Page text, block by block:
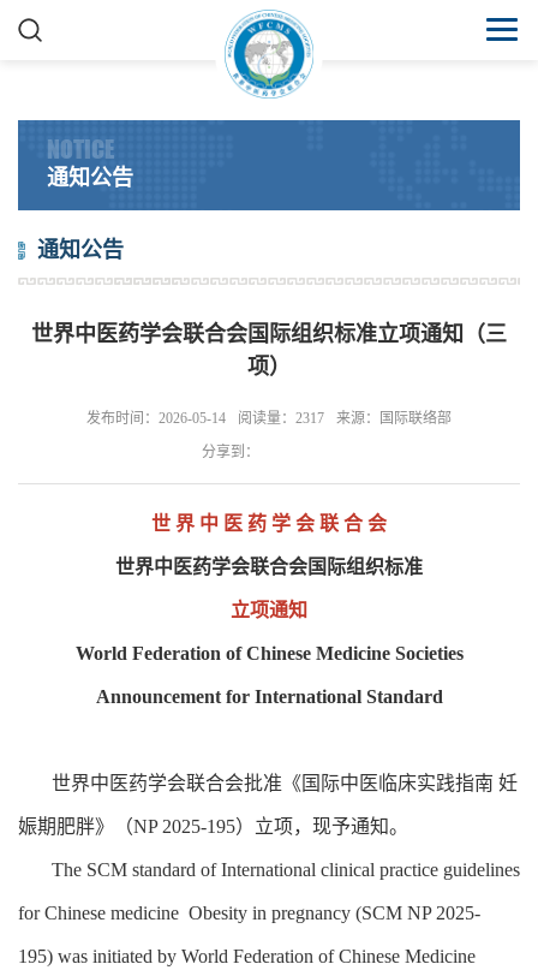
NOTICE
通知公告
通知公告
世界中医药学会联合会国际组织标准立项通知（三
项）
发布时间：2026-05-14 阅读量：2317
来源：国际联络部
分享到：
世 界 中 医 药 学 会 联 合 会
世界中医药学会联合会国际组织标准
立项通知
World Federation of Chinese Medicine Societies
Announcement for International Standard
世界中医药学会联合会批准《国际中医临床实践指南 妊
娠期肥胖》（NP 2025-195）立项，现予通知。
The SCM standard of International clinical practice guidelines
for Chinese medicine Obesity in pregnancy (SCM NP 2025-
195) was initiated by World Federation of Chinese Medicine